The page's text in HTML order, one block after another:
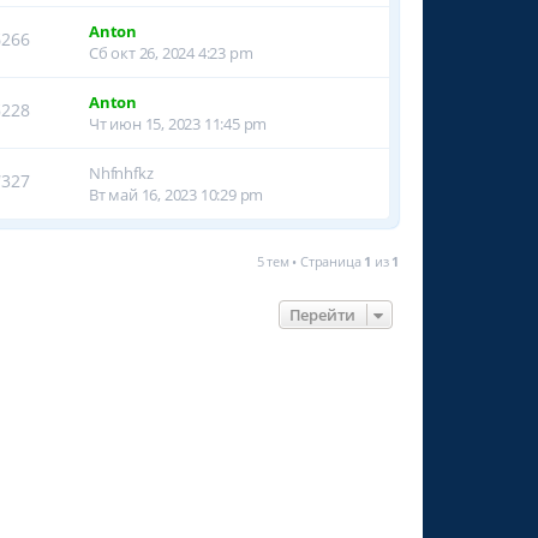
Anton
Сб окт 26, 2024 4:23 pm
Anton
Чт июн 15, 2023 11:45 pm
Nhfnhfkz
Вт май 16, 2023 10:29 pm
5 тем • Страница 1 из 1
Перейти